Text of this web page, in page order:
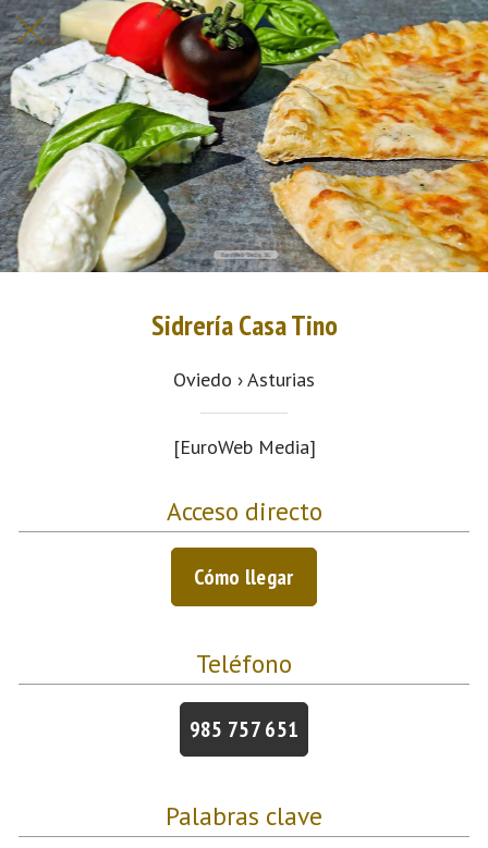
Sidrería Casa Tino
Oviedo › Asturias
[EuroWeb Media]
Acceso directo
Cómo llegar
Teléfono
985 757 651
Palabras clave